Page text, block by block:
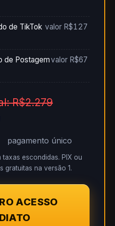
de TikTok valor R$127
de Postagemvalor R$67
R$2.279
pagamento único
taxas escondidas. PIX ou
gratuitas na versão 1.
ACESSO